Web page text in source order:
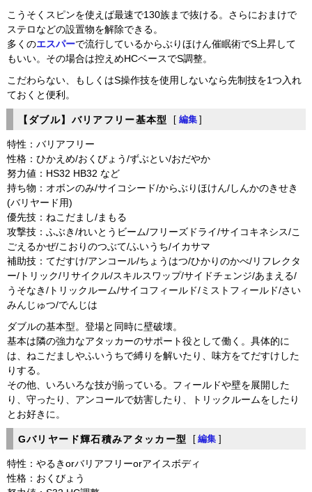
こうそくスピンを使えば最速で130族まで抜ける。さらにおまけで
ステロなどの設置物を解除できる。
多くのエスパーで流行しているからぶりほけん催眠術でS上昇して
もいい。その場合は控えめHCベースでS調整。
こだわらない、もしくはS操作技を使用しないなら先制技を1つ入れ
ておくと便利。
【ダブル】バリアフリー基本型 [ 編集 ]
特性：バリアフリー
性格：ひかえめ/おくびょう/ずぶとい/おだやか
努力値：HS32 HB32 など
持ち物：オボンのみ/サイコシード/からぶりほけん/しんかのきせき
(バリヤード用)
優先技：ねこだまし/まもる
攻撃技：ふぶき/れいとうビーム/フリーズドライ/サイコキネシス/こ
ごえるかぜ/こおりのつぶて/ふいうち/イカサマ
補助技：てだすけ/アンコール/ちょうはつ/ひかりのかべ/リフレクタ
ー/トリック/リサイクル/スキルスワップ/サイドチェンジ/あまえる/
うそなき/トリックルーム/サイコフィールド/ミストフィールド/さい
みんじゅつ/でんじは
ダブルの基本型。登場と同時に壁破壊。
基本は隣の強力なアタッカーのサポート役として働く。具体的に
は、ねこだましやふいうちで縛りを解いたり、味方をてだすけした
りする。
その他、いろいろな技が揃っている。フィールドや壁を展開した
り、守ったり、アンコールで妨害したり、トリックルームをしたり
とお好きに。
Gバリヤード輝石積みアタッカー型 [ 編集 ]
特性：やるきorバリアフリーorアイスボディ
性格：おくびょう